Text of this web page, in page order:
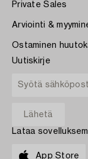
Private Sales
Arviointi &
Ostaminen
Uutiskirje
Lataa
App Store